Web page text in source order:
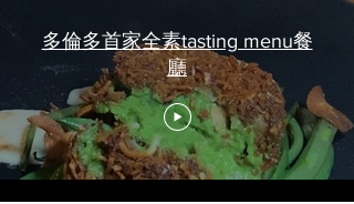
多倫多首家全素tasting menu餐
廳